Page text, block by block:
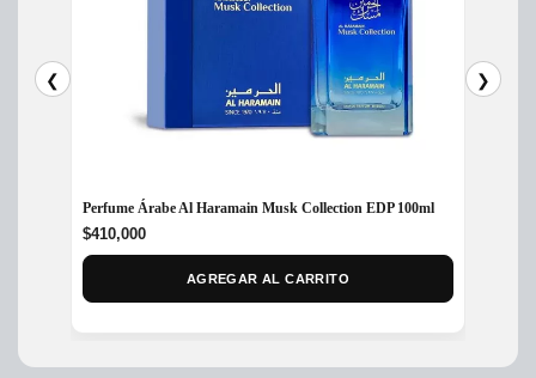
❮
Perfume Árabe Al Haramain Musk Collection EDP 100ml
$410,000
AGREGAR AL CARRITO
❯